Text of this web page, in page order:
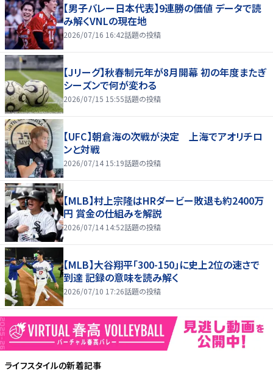
【男子バレー日本代表】9連勝の価値 データで読
み解くVNLの現在地
2026/07/16 16:42話題の投稿
【Jリーグ】秋春制元年が8月開幕 初の年度またぎ
シーズンで何が変わる
2026/07/15 15:55話題の投稿
【UFC】朝倉海の次戦が決定 上海でアオリチロ
ンと対戦
2026/07/14 15:19話題の投稿
【MLB】村上宗隆はHRダービー敗退も約2400万
円 賞金の仕組みを解説
2026/07/14 14:52話題の投稿
【MLB】大谷翔平「300-150」に史上2位の速さで
到達 記録の意味を読み解く
2026/07/10 17:26話題の投稿
ライフスタイルの新着記事